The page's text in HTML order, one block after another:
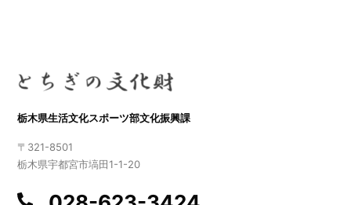
栃木県生活文化スポーツ部文化振興課
〒321-8501
栃木県宇都宮市塙田1-1-20